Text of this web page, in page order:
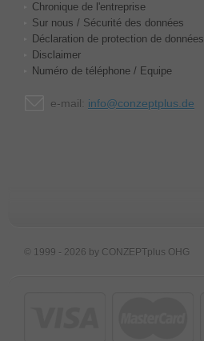
Chronique de l'entreprise
Sur nous / Sécurité des données
Déclaration de protection de données
Disclaimer
Numéro de téléphone / Equipe
e-mail: info@conzeptplus.de
© 1999 - 2026 by CONZEPTplus OHG